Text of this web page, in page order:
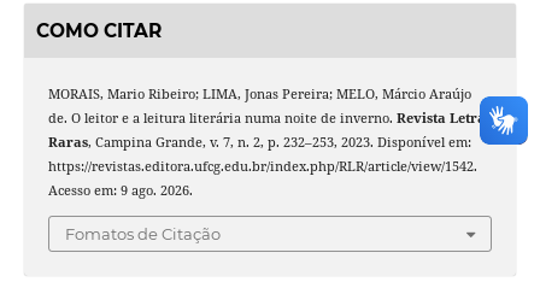
COMO CITAR
MORAIS, Mario Ribeiro; LIMA, Jonas Pereira; MELO, Márcio Araújo
de. O leitor e a leitura literária numa noite de inverno. Revista Letras
Raras, Campina Grande, v. 7, n. 2, p. 232–253, 2023. Disponível em:
https://revistas.editora.ufcg.edu.br/index.php/RLR/article/view/1542.
Acesso em: 9 ago. 2026.
Fomatos de Citação